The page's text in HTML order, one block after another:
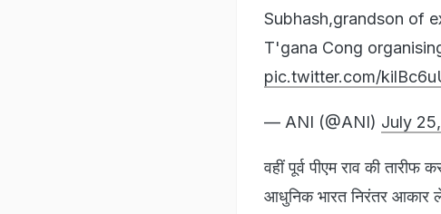
Subhash,grandson of
T'gana Cong
pic.twitter.com/
— ANI (@ANI) July
वहीं पूर्व पीएम राव की
आधुनिक भारत निरंतर आकार ले